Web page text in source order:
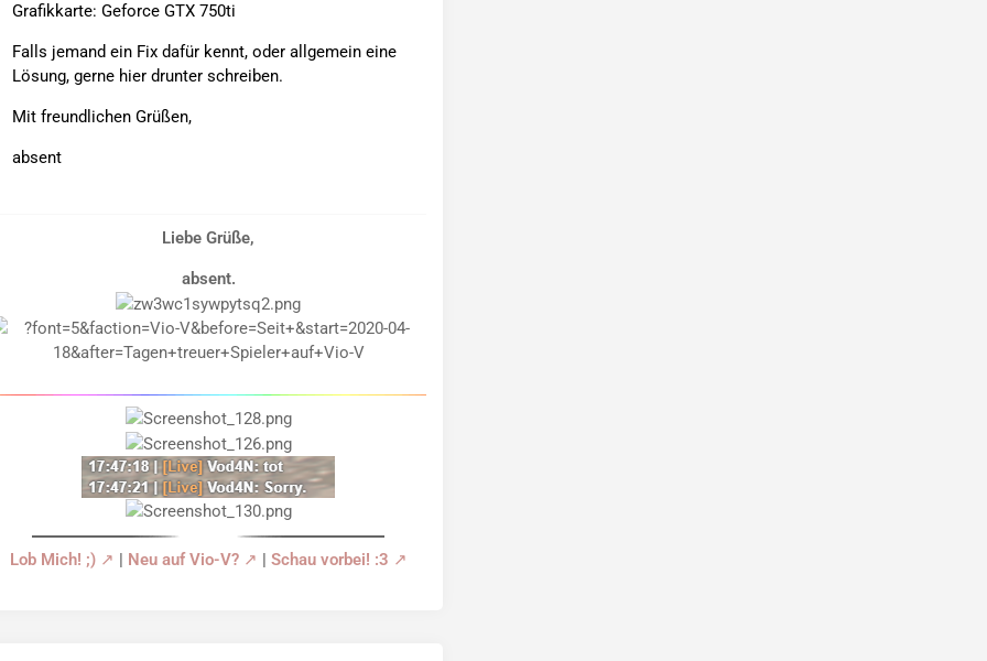
Grafikkarte: Geforce GTX 750ti
Falls jemand ein Fix dafür kennt, oder allgemein eine
Lösung, gerne hier drunter schreiben.
Mit freundlichen Grüßen,
absent
Liebe Grüße,
absent.
Lob Mich! ;) | Neu auf Vio-V? | Schau vorbei! :3